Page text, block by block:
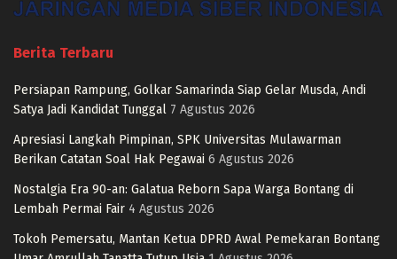
Berita Terbaru
Persiapan Rampung, Golkar Samarinda Siap Gelar Musda, Andi
Satya Jadi Kandidat Tunggal 7 Agustus 2026
Apresiasi Langkah Pimpinan, SPK Universitas Mulawarman
Berikan Catatan Soal Hak Pegawai 6 Agustus 2026
Nostalgia Era 90-an: Galatua Reborn Sapa Warga Bontang di
Lembah Permai Fair 4 Agustus 2026
Tokoh Pemersatu, Mantan Ketua DPRD Awal Pemekaran Bontang